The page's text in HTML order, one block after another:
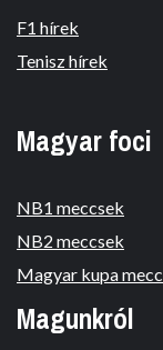
F1 hírek
Tenisz hírek
Magyar foci
NB1 meccsek
NB2 meccsek
Magyar kupa
Magunkról